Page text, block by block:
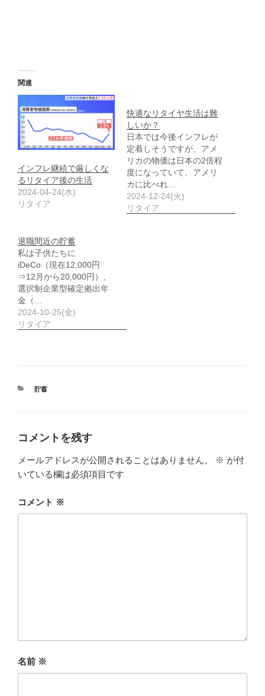
関連
インフレ継続で厳しくな
るリタイア後の生活
2024-04-24(水)
リタイア
快適なリタイヤ生活は難
しいか？
日本では今後インフレが
定着しそうですが、アメ
リカの物価は日本の2倍程
度になっていて、アメリ
カに比べれ…
2024-12-24(火)
リタイア
退職間近の貯蓄
私は子供たちに
iDeCo（現在12,000円
⇒12月から20,000円）、
選択制企業型確定拠出年
金（…
2024-10-25(金)
リタイア
カ
貯蓄
コメントを残す
メールアドレスが公開されることはありません。 ※ が付
いている欄は必須項目です
コメント ※
名前 ※